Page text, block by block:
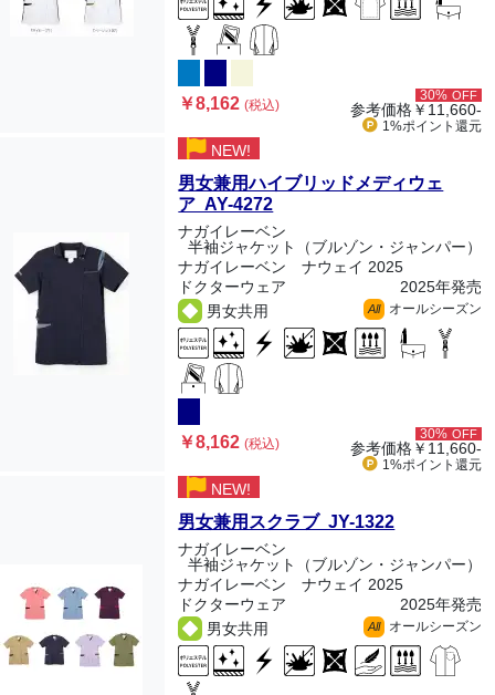
￥8,162(税込)
30% OFF
参考価格￥11,660-
1%ポイント 還元
NEW!
男女兼用ハイブリッドメディウェ
ア AY-4272
ナガイレーベン
半袖ジャケット（ブルゾン・ジャンパー）
ナガイレーベン ナウェイ 2025
ドクターウェア
2025年発売
男女共用
All オールシーズン
￥8,162(税込)
30% OFF
参考価格￥11,660-
1%ポイント 還元
NEW!
男女兼用スクラブ JY-1322
ナガイレーベン
半袖ジャケット（ブルゾン・ジャンパー）
ナガイレーベン ナウェイ 2025
ドクターウェア
2025年発売
男女共用
All オールシーズン